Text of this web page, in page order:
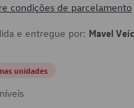
condições de parcelamento
e entregue por: Mavel
unidades